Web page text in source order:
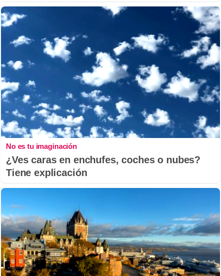
No es tu imaginación
¿Ves caras en enchufes, coches o nubes?
Tiene explicación